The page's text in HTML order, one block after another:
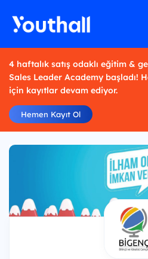
4 haftalık satış odaklı eğitim &
Sales Leader Academy başladı!
için kayıtlar devam ediyor.
Hemen Kayıt Ol